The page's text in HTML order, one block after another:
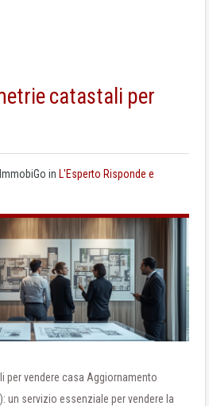
catastali per
ImmobiGo in L'Esperto Risponde e
per vendere casa Aggiornamento
un servizio essenziale per vendere la